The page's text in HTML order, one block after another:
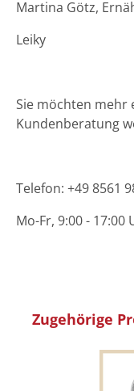
Martina Götz,
Leiky
Sie möchten mehr
Kundenberatung
Telefon: +49 8561
Mo-Fr, 9:00 - 17:00
Produktgalerie
Zugehörige